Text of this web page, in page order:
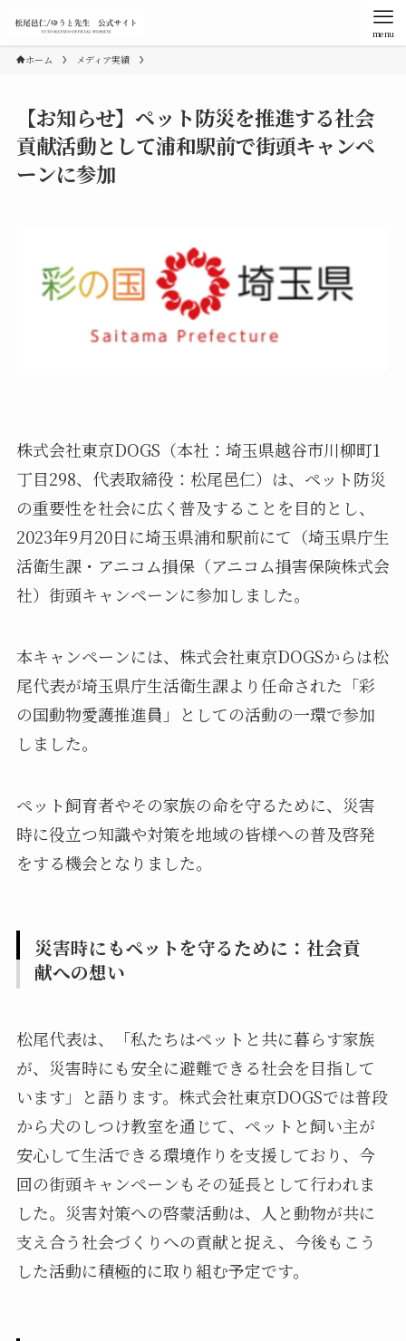
menu
ホーム メディア実績
【お知らせ】ペット防災を推進する社会
貢献活動として浦和駅前で街頭キャンペ
ーンに参加
株式会社東京DOGS（本社：埼玉県越谷市川柳町1
丁目298、代表取締役：松尾邑仁）は、ペット防災
の重要性を社会に広く普及することを目的とし、
2023年9月20日に埼玉県浦和駅前にて（埼玉県庁生
活衛生課・アニコム損保（アニコム損害保険株式会
社）街頭キャンペーンに参加しました。
本キャンペーンには、株式会社東京DOGSからは松
尾代表が埼玉県庁生活衛生課より任命された「彩
の国動物愛護推進員」としての活動の一環で参加
しました。
ペット飼育者やその家族の命を守るために、災害
時に役立つ知識や対策を地域の皆様への普及啓発
をする機会となりました。
災害時にもペットを守るために：社会貢
献への想い
松尾代表は、「私たちはペットと共に暮らす家族
が、災害時にも安全に避難できる社会を目指して
います」と語ります。株式会社東京DOGSでは普段
から犬のしつけ教室を通じて、ペットと飼い主が
安心して生活できる環境作りを支援しており、今
回の街頭キャンペーンもその延長として行われま
した。災害対策への啓蒙活動は、人と動物が共に
支え合う社会づくりへの貢献と捉え、今後もこう
した活動に積極的に取り組む予定です。